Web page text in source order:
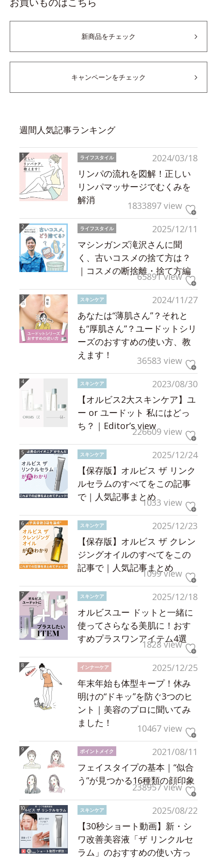
新商品をチェック
キャンペーンをチェック
週間人気記事ランキング
2024/03/18
ライフスタイル
リンパの流れを図解！正しい
リンパマッサージでむくみを
解消
1833897 view
2025/12/11
ライフスタイル
マシンガンズ滝沢さんに聞
く、古いコスメの捨て方は？
｜コスメの断捨離・捨て方編
65891 view
2024/11/27
スキンケア
あなたは“薄肌さん”？それと
も“厚肌さん”？ユードットシリ
ーズのおすすめの使い方、教
えます！
36583 view
2023/08/30
スキンケア
【オルビス2大スキンケア】ユ
ー or ユードット 私にはどっ
ち？｜Editor’s view226609 view
2025/12/24
スキンケア
【保存版】オルビス ザ リンク
ルセラムのすべてをこの記事
で｜人気記事まとめ1033 view
2025/12/23
スキンケア
【保存版】オルビス ザ クレン
ジングオイルのすべてをこの
記事で｜人気記事まとめ
1099 view
2025/12/18
スキンケア
オルビスユー ドットと一緒に
使ってさらなる美肌に！おす
すめプラスワンアイテム4選
1828 view
2025/12/25
インナーケア
年末年始も体型キープ！休み
明けの“ドキッ”を防ぐ3つのヒ
ント｜美容のプロに聞いてみ
ました！
10467 view
2021/08/11
ポイントメイク
フェイスタイプの基本｜“似合
う”が見つかる16種類の顔印象
238957 view
2025/08/22
スキンケア
【30秒ショート動画】新・シ
ワ改善美容液「ザ リンクルセ
ラム」のおすすめの使い方っ